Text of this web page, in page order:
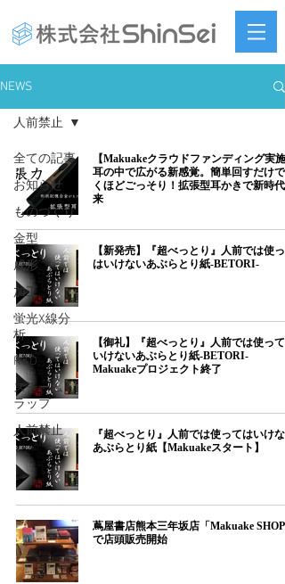
NEWS
全ての記事
お知らせ
ものづくり
金型
成形
加工
蛍光X線分
析
R&D
スチームト
ラップ
人前禁止
人前禁止
【Makuakeクラウドファンディング実施
耳の中で広がる新感覚。簡単回すだけで
くほどごっそり！拡張型耳かきで新時代
来
【新発売】『超べっとり』人前では使っ
はいけないあぶらとり紙-BETORI-
【御礼】『超べっとり』人前では使って
いけないあぶらとり紙-BETORI-
Makuakeプロジェクト終了
『超べっとり』人前では使ってはいけな
あぶらとり紙【Makuakeスタート】
蔦屋書店熊本三年坂店「Makuake SHOP
で店頭販売開始